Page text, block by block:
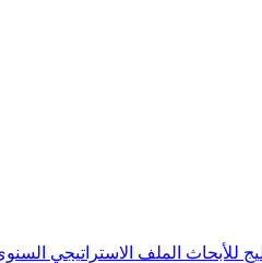
مع بداية عام 2026م، باللغتين العربية والانجليزية وتضمن دراسات تحليلية ورؤى معمقة،